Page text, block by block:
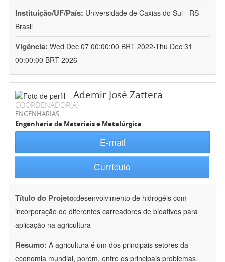
Instituição/UF/País: Universidade de Caxias do Sul - RS -
Brasil
Vigência: Wed Dec 07 00:00:00 BRT 2022-Thu Dec 31
00:00:00 BRT 2026
Ademir José Zattera
COORDENADOR(A)
ENGENHARIAS
Engenharia de Materiais e Metalúrgica
E-mail
Currículo
Título do Projeto:desenvolvimento de hidrogéis com
incorporação de diferentes carreadores de bioativos para
aplicação na agricultura
Resumo: A agricultura é um dos principais setores da
economia mundial, porém, entre os principais problemas